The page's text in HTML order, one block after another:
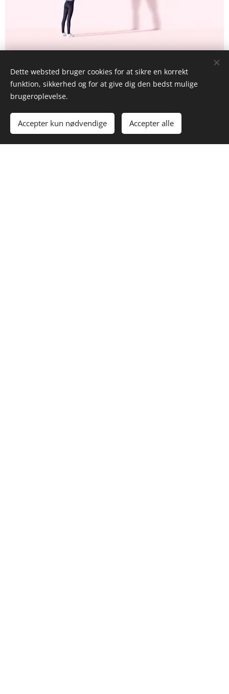
Bestil en session
Dette websted bruger cookies for at sikre en korrekt
funktion, sikkerhed og for at give dig den bedst mulige
brugeroplevelse.
Accepter kun nødvendige Accepter alle